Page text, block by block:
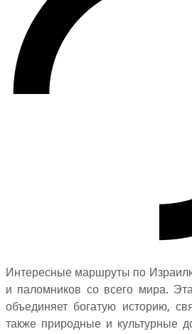
Интересные маршруты по
и паломников со всего мира.
объединяет богатую историю,
также природные и культурные